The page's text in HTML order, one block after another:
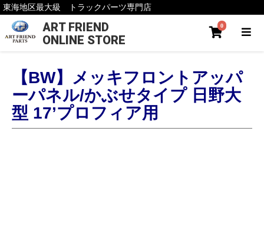
東海地区最大級 トラックパーツ専門店
ART FRIEND
ONLINE STORE
0
【BW】メッキフロントアッパ
ーパネル/かぶせタイプ 日野大
型 17’プロフィア用